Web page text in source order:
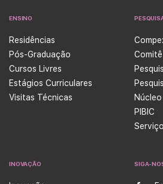
ENSINO
Residências
Pós-Graduação
Cursos Livres
Estágios Curriculares
Visitas Técnicas
PIBIC
INOVAÇÃO SIGA-